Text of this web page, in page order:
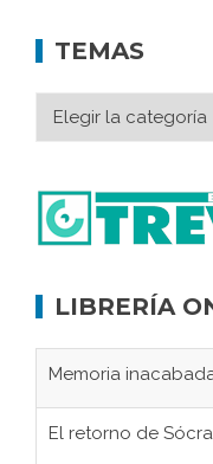
TEMAS
LIBRERÍA
Memoria
El retorno de
«Porque ha auido